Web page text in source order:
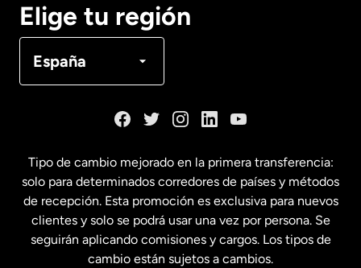
Elige tu región
España
Français
Estados Unidos English
Estados Unidos Español
Tipo de cambio mejorado en la primera transferencia:
solo para determinados corredores de países y métodos
de recepción. Esta promoción es exclusiva para nuevos
clientes y solo se podrá usar una vez por persona. Se
seguirán aplicando comisiones y cargos. Los tipos de
cambio están sujetos a cambios.